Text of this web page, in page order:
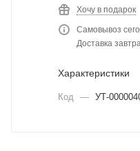
Хочу в подарок
Самовывоз
Доставка
Характеристики
Код — УТ-